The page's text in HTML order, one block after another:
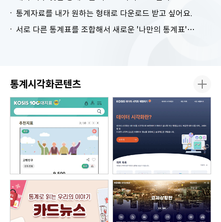
통계자료를 내가 원하는 형태로 다운로드 받고 싶어요.
서로 다른 통계표를 조합해서 새로운 '나만의 통계표'를 만들고 싶어요.
통계시각화콘텐츠